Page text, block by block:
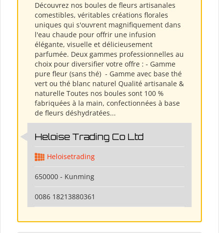
Découvrez nos boules de fleurs artisanales
comestibles, véritables créations florales
uniques qui s'ouvrent magnifiquement dans
l'eau chaude pour offrir une infusion
élégante, visuelle et délicieusement
parfumée. Deux gammes professionnelles au
choix pour diversifier votre offre : - Gamme
pure fleur (sans thé) ​ - Gamme avec base thé
vert ou thé blanc naturel Qualité artisanale &
naturelle Toutes nos boules sont 100 %
fabriquées à la main, confectionnées à base
de fleurs déshydratées...
Heloise Trading Co Ltd
Heloisetrading
650000 - Kunming
0086 18213880361